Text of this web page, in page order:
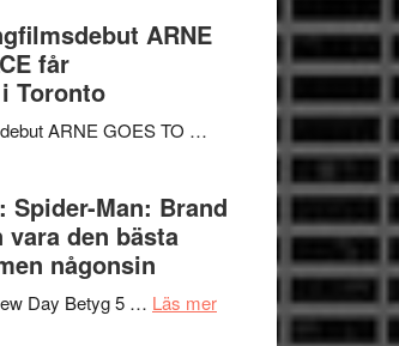
storform
Recension
välgjort
människans
mörker
ARNE
får
Toronto
ARNE GOES TO …
Spider-Man: Brand
vara den bästa
någonsin
Day Betyg 5 … Läs merom